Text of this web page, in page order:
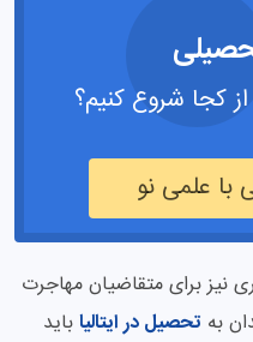
کجا شروع کنیم؟
علمی نو
نیز برای متقاضیان مهاجرت
به تحصیل در ایتالیاباید